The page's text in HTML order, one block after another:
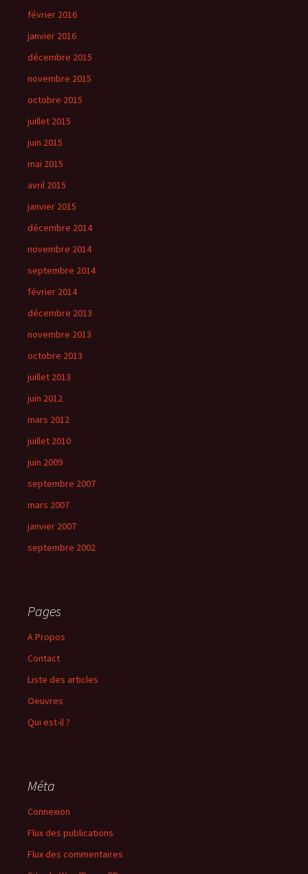
février 2016
janvier 2016
décembre 2015
novembre 2015
octobre 2015
juillet 2015
juin 2015
mai 2015
avril 2015
janvier 2015
décembre 2014
novembre 2014
septembre 2014
février 2014
décembre 2013
novembre 2013
octobre 2013
juillet 2013
juin 2012
mars 2012
juillet 2010
juin 2009
septembre 2007
mars 2007
janvier 2007
septembre 2002
Pages
A Propos
Contact
Liste des articles
Oeuvres
Qui est-il ?
Méta
Connexion
Flux des publications
Flux des commentaires